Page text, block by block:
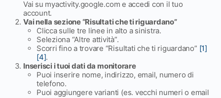
Vai su myactivity.google.com e accedi con il tuo
account.
Vai nella sezione “Risultati che ti riguardano”
Clicca sulle tre linee in alto a sinistra.
Seleziona “Altre attività”.
Scorri fino a trovare “Risultati che ti riguardano” [1]
[4].
Inserisci i tuoi dati da monitorare
Puoi inserire nome, indirizzo, email, numero di
telefono.
Puoi aggiungere varianti (es. vecchi numeri o email